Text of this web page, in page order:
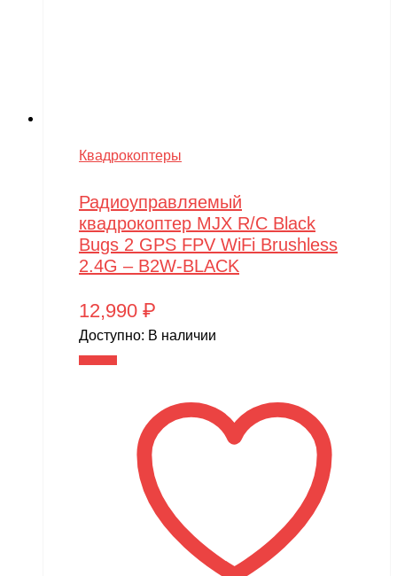
Квадрокоптеры
Радиоуправляемый
квадрокоптер MJX R/C Black
Bugs 2 GPS FPV WiFi Brushless
2.4G – B2W-BLACK
12,990 ₽
Доступно: В наличии